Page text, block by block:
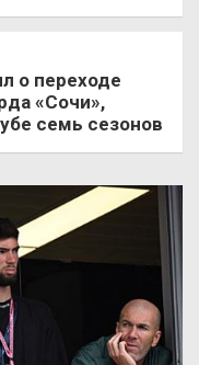
о переходе
«Сочи»,
семь сезонов